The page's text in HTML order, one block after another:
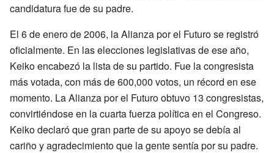
candidatura fue de su padre.
El 6 de enero de 2006, la Alianza por el Futuro se registró
oficialmente. En las elecciones legislativas de ese año,
Keiko encabezó la lista de su partido. Fue la congresista
más votada, con más de 600,000 votos, un récord en ese
momento. La Alianza por el Futuro obtuvo 13 congresistas,
convirtiéndose en la cuarta fuerza política en el Congreso.
Keiko declaró que gran parte de su apoyo se debía al
cariño y agradecimiento que la gente sentía por su padre.